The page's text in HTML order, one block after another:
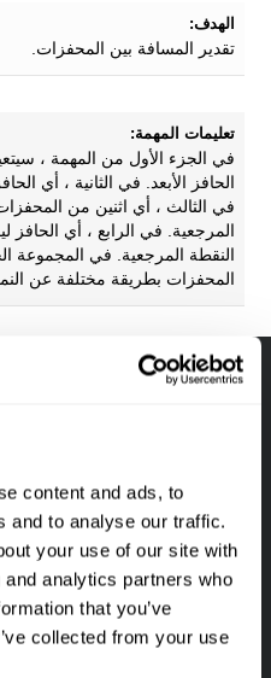
content and ads, to
and to analyse our traffic.
your use of our site with
analytics partners who
that you’ve
collected from your use
الهدف:
تقدير المسافة بين المحفزات.
تعليمات المهمة:
في الجزء الأول من المهمة ،
الحافز الأبعد. في الثانية ، أي
في الثالث ، أي اثنين من
المرجعية. في الرابع ، أي
النقطة المرجعية. في المجموعة
المحفزات بطريقة مختلفة عن